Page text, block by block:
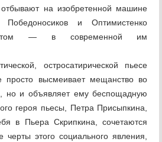
на изобретенной машине
и Оптимистенко
— в современной им
остросатирической пьесе
просто высмеивает мещанство во
но и объявляет ему беспощадную
героя пьесы, Петра Присыпкина,
в Пьера Скрипкина, сочетаются
черты этого социального явления,